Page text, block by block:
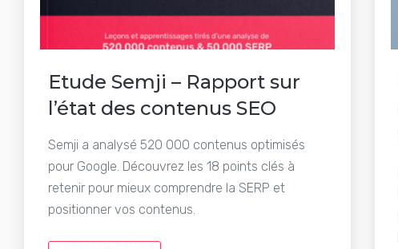
Etude Semji – Rapport sur
l’état des contenus SEO
Semji a analysé 520 000 contenus optimisés
pour Google. Découvrez les 18 points clés à
retenir pour mieux comprendre la SERP et
positionner vos contenus.